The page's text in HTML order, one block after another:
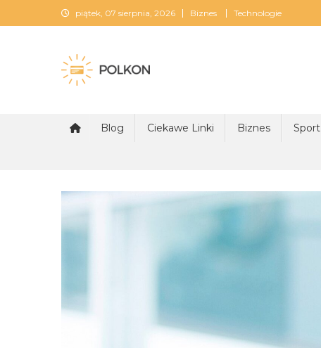
to
piątek, 07 sierpnia, 2026 Biznes Technologie
Blog Ciekawe Linki Biznes Sport